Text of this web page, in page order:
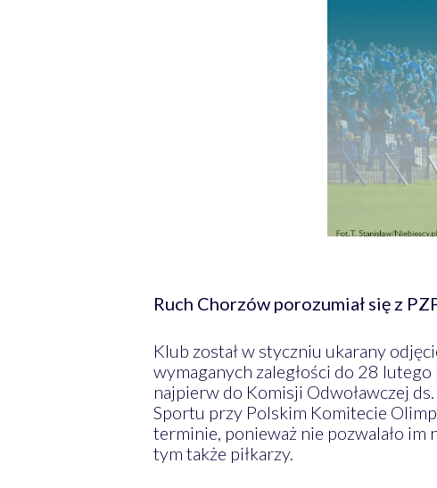
Ruch Chorzów porozumiał się z
Klub został w styczniu ukarany
wymaganych zaległości do 28
najpierw do Komisji Odwoławczej
Sportu przy Polskim Komitecie
terminie, ponieważ nie pozwalało
tym także piłkarzy.